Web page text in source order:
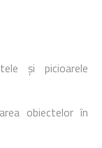
și picioarele
obiectelor în